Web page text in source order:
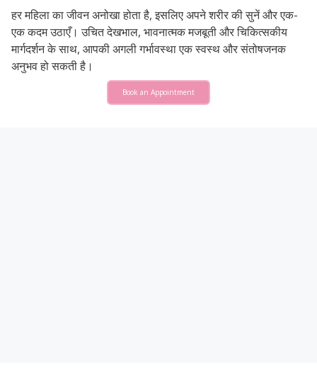
हर महिला का जीवन अनोखा होता है, इसलिए अपने शरीर की सुनें और एक-
एक कदम उठाएँ। उचित देखभाल, भावनात्मक मजबूती और चिकित्सकीय
मार्गदर्शन के साथ, आपकी अगली गर्भावस्था एक स्वस्थ और संतोषजनक
अनुभव हो सकती है।
Book an Appointment